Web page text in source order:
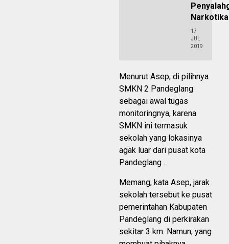
17
JUL
2019
Menurut Asep, di pilihnya
SMKN 2 Pandeglang
sebagai awal tugas
monitoringnya, karena
SMKN ini termasuk
sekolah yang lokasinya
agak luar dari pusat kota
Pandeglang .
Memang, kata Asep, jarak
sekolah tersebut ke pusat
pemerintahan Kabupaten
Pandeglang di perkirakan
sekitar 3 km. Namun, yang